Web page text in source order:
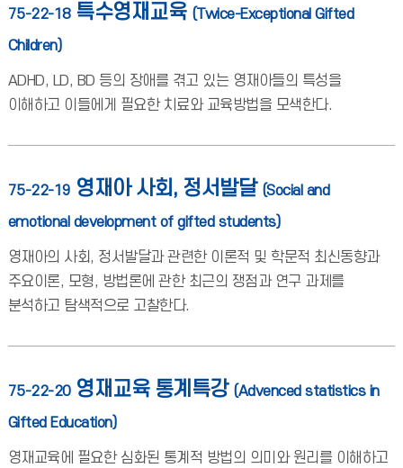
75-22-18 특수영재교육 (Twice-Exceptional Gifted
Children)
ADHD, LD, BD 등의 장애를 겪고 있는 영재아들의 특성을
이해하고 이들에게 필요한 치료와 교육방법을 모색한다.
75-22-19 영재아 사회, 정서발달 (Social and
emotional development of gifted students)
영재아의 사회, 정서발달과 관련한 이론적 및 학문적 최신동향과
주요이론, 모형, 방법론에 관한 최근의 쟁점과 연구 과제를
분석하고 탐색적으로 고찰한다.
75-22-20 영재교육 통계특강 (Advenced statistics in
Gifted Education)
영재교육에 필요한 심화된 통계적 방법의 의미와 원리를 이해하고